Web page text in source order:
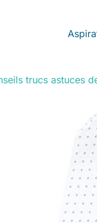
trucs astuces